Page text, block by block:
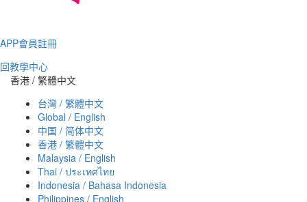
APP會員註冊
回教學中心
香港 / 繁體中文
台灣 / 繁體中文
Global / English
中国 / 简体中文
香港 / 繁體中文
Malaysia / English
Thai / ประเทศไทย
Indonesia / Bahasa Indonesia
Philippines / English